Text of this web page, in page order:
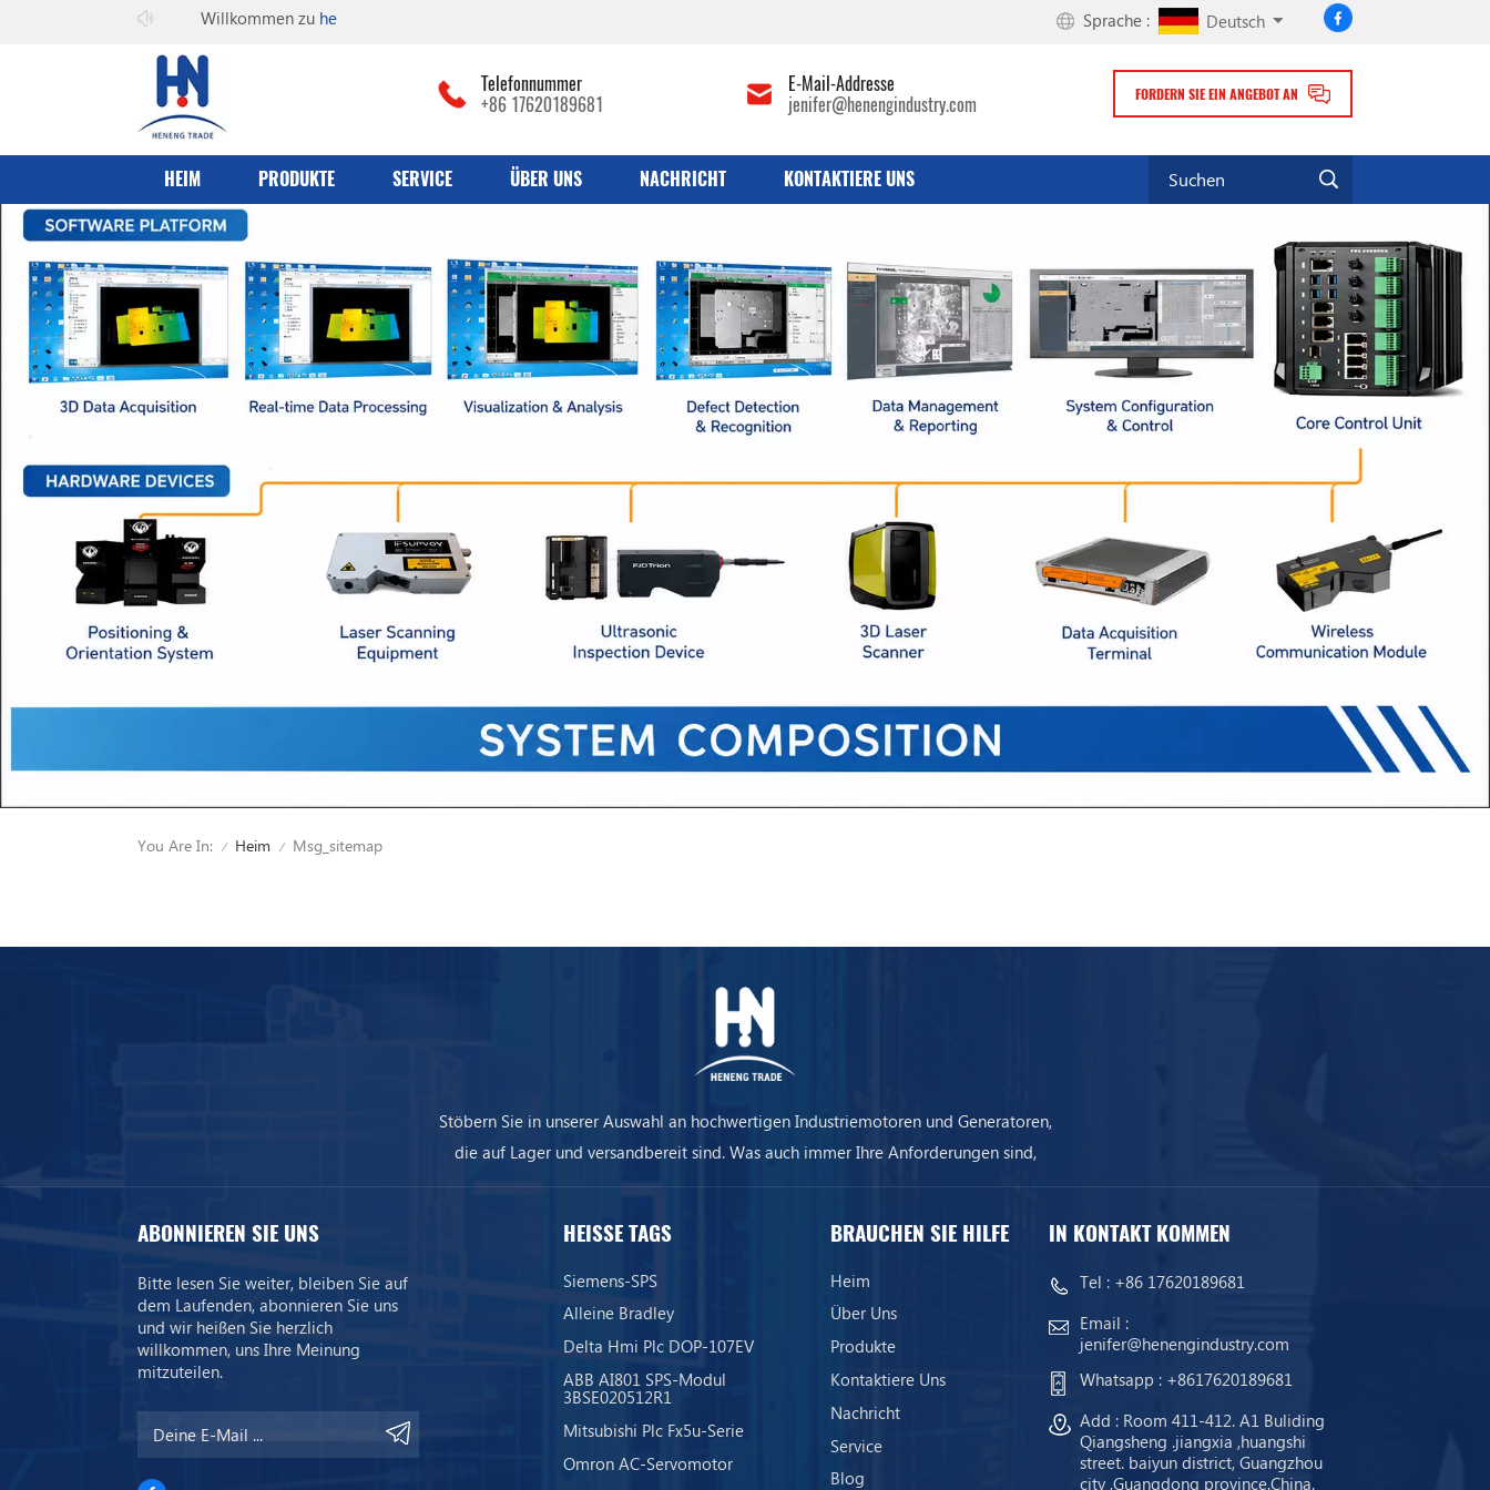
Willkommen zuhe can co., Ltd Sprache : Deutsch
FORDERN SIE EIN ANGEBOT AN
Telefonnummer
+86 17620189681
E-Mail-Addresse
jenifer@henengindustry.com
HEIM PRODUKTE SERVICE ÜBER UNS NACHRICHT KONTAKTIERE UNS
You Are In: / Heim / Msg_sitemap
Stöbern Sie in unserer Auswahl an hochwertigen Industriemotoren und Generatoren,
die auf Lager und versandbereit sind. Was auch immer Ihre Anforderungen sind,
unsere Ausrüstung sorgt dafür, dass Ihr Unternehmen immer am Laufen ist.
ABONNIEREN SIE UNS
Bitte lesen Sie weiter, bleiben Sie auf
dem Laufenden, abonnieren Sie uns
und wir heißen Sie herzlich
willkommen, uns Ihre Meinung
mitzuteilen.
HEISSE TAGS
Siemens-SPS
Alleine Bradley
Delta Hmi Plc DOP-107EV
ABB AI801 SPS-Modul
3BSE020512R1
Mitsubishi Plc Fx5u-Serie
Omron AC-Servomotor
BRAUCHEN SIE HILFE
Heim
Über Uns
Produkte
Kontaktiere Uns
Nachricht
Service
Blog
IN KONTAKT KOMMEN
Tel : +86 17620189681
Email :
jenifer@henengindustry.com
Whatsapp : +8617620189681
Add : Room 411-412. A1 Buliding
Qiangsheng .jiangxia ,huangshi
street. baiyun district, Guangzhou
city ,Guangdong province.China.